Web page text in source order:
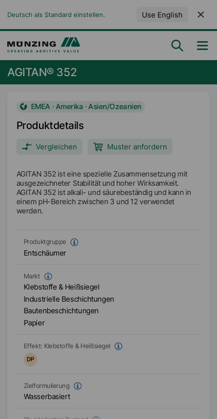
Deutsch als Standard einstellen. Use English
AGITAN® 352
EMEA · Amerika · Asien/Ozeanien
Produktdetails
Vergleichen Muster anfordern
AGITAN 352 ist eine spezielle Zusammensetzung mit
ausgezeichneter Stabilität und hoher Wirksamkeit.
AGITAN 352 ist alkali- und säurebeständig und kann in
einem pH-Bereich zwischen 3 und 12 verwendet
werden.
Produktgruppe
Entschäumer
Markt
Klebstoffe & Heißsiegel
Industrielle Beschichtungen
Bautenbeschichtungen
Papier
Effekt: Klebstoffe & Heißsiegel
DP
Zielformulierung
Wasserbasiert